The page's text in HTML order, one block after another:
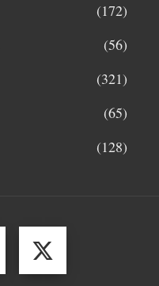
(172)
(56)
(321)
(65)
(128)